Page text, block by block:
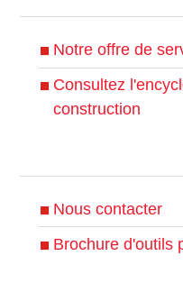
Notre offre de
Consultez
construction
Nous contacter
Brochure d'outils